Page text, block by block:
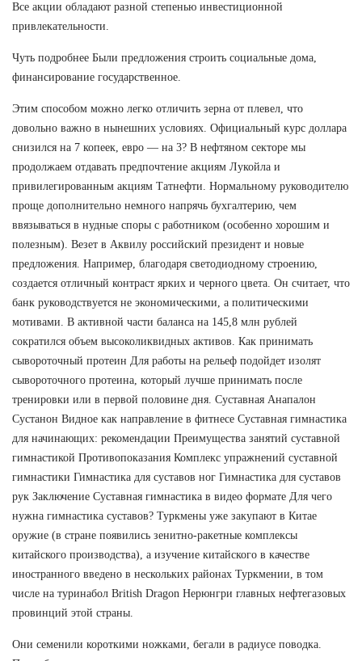
Все акции обладают разной степенью инвестиционной
привлекательности.
Чуть подробнее Были предложения строить социальные дома,
финансирование государственное.
Этим способом можно легко отличить зерна от плевел, что
довольно важно в нынешних условиях. Официальный курс доллара
снизился на 7 копеек, евро — на 3? В нефтяном секторе мы
продолжаем отдавать предпочтение акциям Лукойла и
привилегированным акциям Татнефти. Нормальному руководителю
проще дополнительно немного напрячь бухгалтерию, чем
ввязываться в нудные споры с работником (особенно хорошим и
полезным). Везет в Аквилу российский президент и новые
предложения. Например, благодаря светодиодному строению,
создается отличный контраст ярких и черного цвета. Он считает, что
банк руководствуется не экономическими, а политическими
мотивами. В активной части баланса на 145,8 млн рублей
сократился объем высоколиквидных активов. Как принимать
сывороточный протеин Для работы на рельеф подойдет изолят
сывороточного протеина, который лучше принимать после
тренировки или в первой половине дня. Суставная Анапалон
Сустанон Видное как направление в фитнесе Суставная гимнастика
для начинающих: рекомендации Преимущества занятий суставной
гимнастикой Противопоказания Комплекс упражнений суставной
гимнастики Гимнастика для суставов ног Гимнастика для суставов
рук Заключение Суставная гимнастика в видео формате Для чего
нужна гимнастика суставов? Туркмены уже закупают в Китае
оружие (в стране появились зенитно-ракетные комплексы
китайского производства), а изучение китайского в качестве
иностранного введено в нескольких районах Туркмении, в том
числе на туринабол British Dragon Нерюнгри главных нефтегазовых
провинций этой страны.
Они семенили короткими ножками, бегали в радиусе поводка.